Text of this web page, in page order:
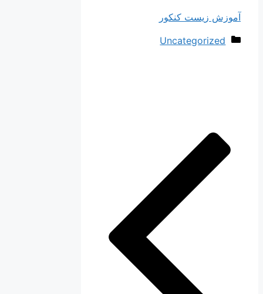
آموزش زیست کنکور
دسته‌ها
Uncategorized